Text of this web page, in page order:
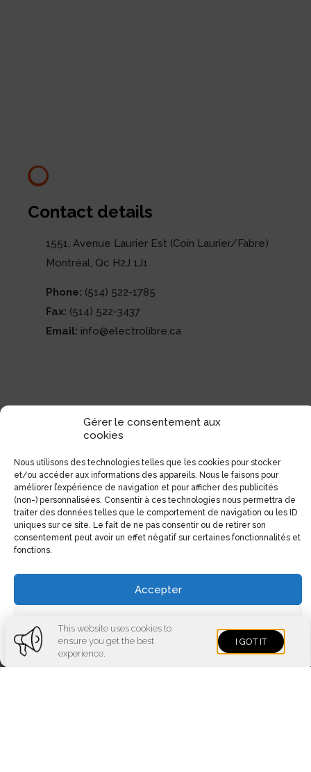
Gérer le consentement aux
cookies
Nous utilisons des technologies telles que les cookies pour stocker
et/ou accéder aux informations des appareils. Nous le faisons pour
améliorer l’expérience de navigation et pour afficher des publicités
(non-) personnalisées. Consentir à ces technologies nous permettra de
traiter des données telles que le comportement de navigation ou les ID
uniques sur ce site. Le fait de ne pas consentir ou de retirer son
consentement peut avoir un effet négatif sur certaines fonctionnalités et
fonctions.
Accepter
Cookies policy Imprint
Contact details
1551, Avenue Laurier Est (Coin Laurier/Fabre)
Montréal, Qc H2J 1J1
Phone: (514) 522-1785
Fax: (514) 522-3437
Email: info@electrolibre.ca
This website uses cookies to
ensure you get the best
experience.
I GOT IT